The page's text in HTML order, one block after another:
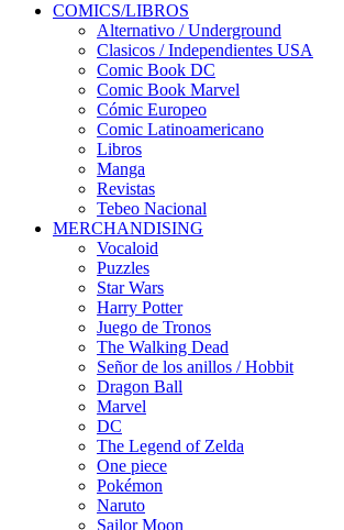
COMICS/LIBROS
Alternativo / Underground
Clasicos / Independientes USA
Comic Book DC
Comic Book Marvel
Cómic Europeo
Comic Latinoamericano
Libros
Manga
Revistas
Tebeo Nacional
MERCHANDISING
Vocaloid
Puzzles
Star Wars
Harry Potter
Juego de Tronos
The Walking Dead
Señor de los anillos / Hobbit
Dragon Ball
Marvel
DC
The Legend of Zelda
One piece
Pokémon
Naruto
Sailor Moon